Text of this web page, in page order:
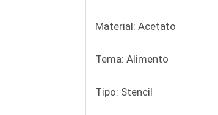
Material: Acetato
Tema: Alimento
Tipo: Stencil